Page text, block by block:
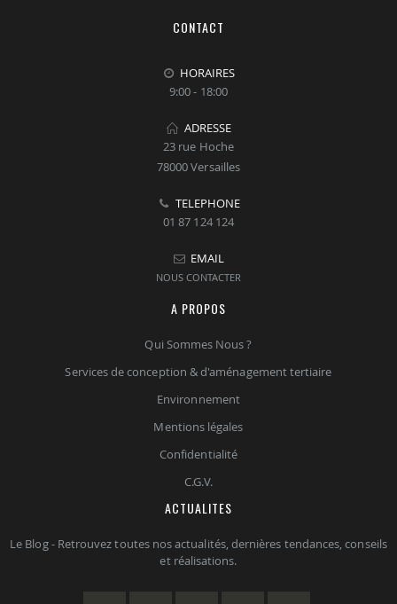
CONTACT
HORAIRES
9:00 - 18:00
ADRESSE
23 rue Hoche
78000 Versailles
TELEPHONE
01 87 124 124
EMAIL
NOUS CONTACTER
A PROPOS
Qui Sommes Nous ?
Services de conception & d'aménagement tertiaire
Environnement
Mentions légales
Confidentialité
C.G.V.
ACTUALITES
Le Blog - Retrouvez toutes nos actualités, dernières tendances, conseils
et réalisations.